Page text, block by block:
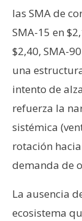
las SMA de
SMA-15 en
$2,40, SMA-
una
intento de
refuerza la
sistémica
rotación
demanda de
La ausencia
ecosistema